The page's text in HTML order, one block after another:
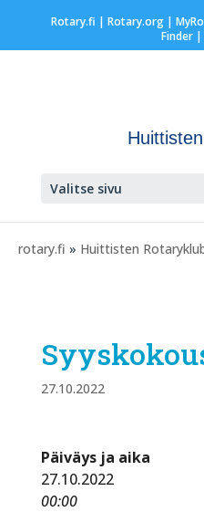
Rotary.fi | Rotary.org|
Finder|
Valitse sivu
rotary.fi » Huittisten
27.10.2022
Päiväys ja aika
27.10.2022
00:00